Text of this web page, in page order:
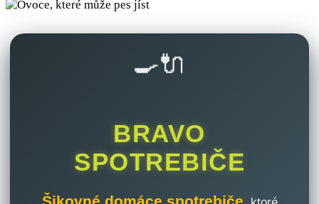
🍳🔌
BRAVO
SPOTREBIČE